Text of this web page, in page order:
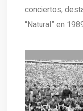
conciertos,
“Natural” en